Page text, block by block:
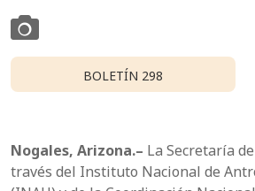
BOLETÍN 298
Nogales, Arizona.– La Secretaría
través del Instituto Nacional de